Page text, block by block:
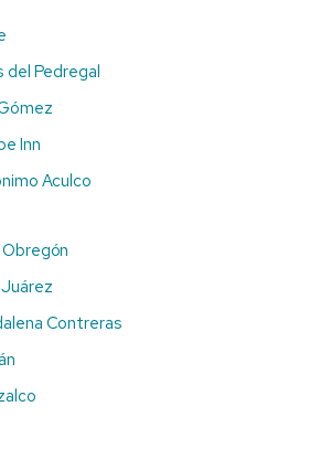
del Pedregal
Inn
Aculco
Contreras